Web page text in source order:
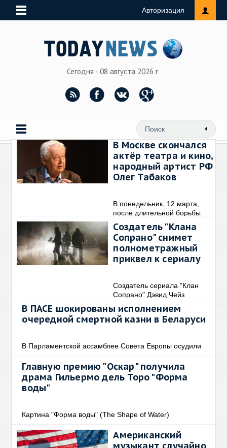
Авторизация
Сегодня - 08 августа 2026 г
В Москве скончался
актёр театра и кино,
народный артист РФ
Олег Табаков
В понедельник, 12 марта,
после длительной борьбы
Создатель "Клана
Сопрано" снимет
полнометражный
приквел к сериалу
Создатель сериала "Клан
Сопрано" Дэвид Чейз
В ПАСЕ шокированы исполнением
очередной смертной казни в Беларуси
В Парламентской ассамблее Совета Европы осудили
Главную премию "Оскар" получила
драма Гильермо дель Торо "Форма
воды"
Картина "Форма воды" (The Shape of Water)
Американский